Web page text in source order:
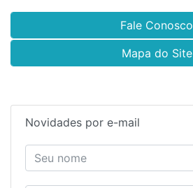
Fale Conosco
Mapa do Site
Novidades por e-mail